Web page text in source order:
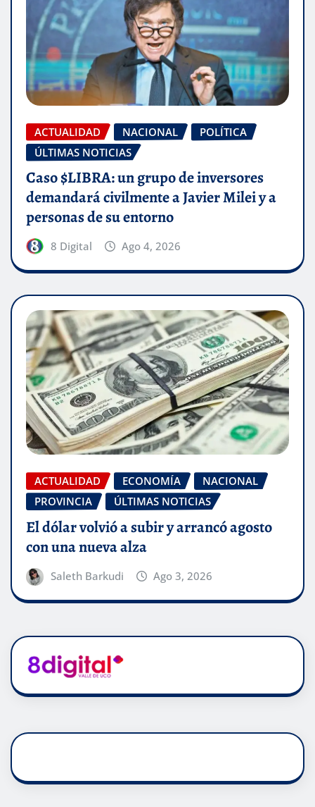
ACTUALIDAD NACIONAL
POLÍTICA
ÚLTIMAS NOTICIAS
Caso $LIBRA: un grupo de inversores
demandará civilmente a Javier Milei y a
personas de su entorno
8 Digital Ago 4, 2026
ACTUALIDAD ECONOMÍA
NACIONAL
PROVINCIA
ÚLTIMAS NOTICIAS
El dólar volvió a subir y arrancó agosto
con una nueva alza
Saleth Barkudi Ago 3, 2026